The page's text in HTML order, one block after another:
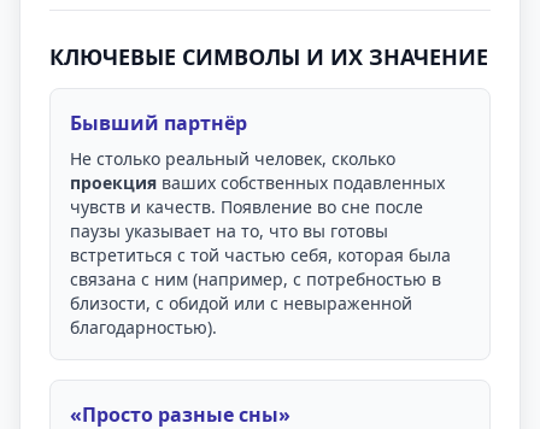
КЛЮЧЕВЫЕ СИМВОЛЫ И ИХ ЗНАЧЕНИЕ
Бывший партнёр
Не столько реальный человек, сколько
проекция ваших собственных подавленных
чувств и качеств. Появление во сне после
паузы указывает на то, что вы готовы
встретиться с той частью себя, которая была
связана с ним (например, с потребностью в
близости, с обидой или с невыраженной
благодарностью).
«Просто разные сны»